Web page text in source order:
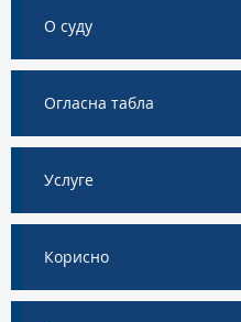
О суду
Огласна табла
Услуге
Корисно